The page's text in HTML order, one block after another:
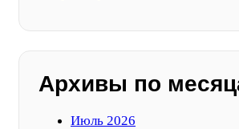
Архивы по
Июль 2026